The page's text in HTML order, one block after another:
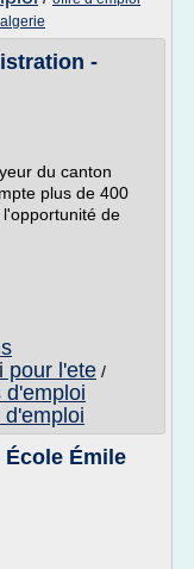
-
du canton
plus de 400
de
pour l'ete /
d'emploi
Émile